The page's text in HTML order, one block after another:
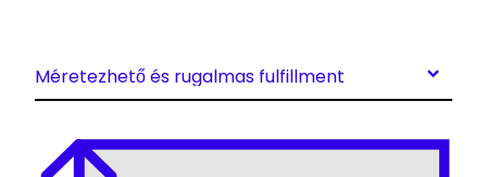
Méretezhető és rugalmas fulfillment
Keepeek